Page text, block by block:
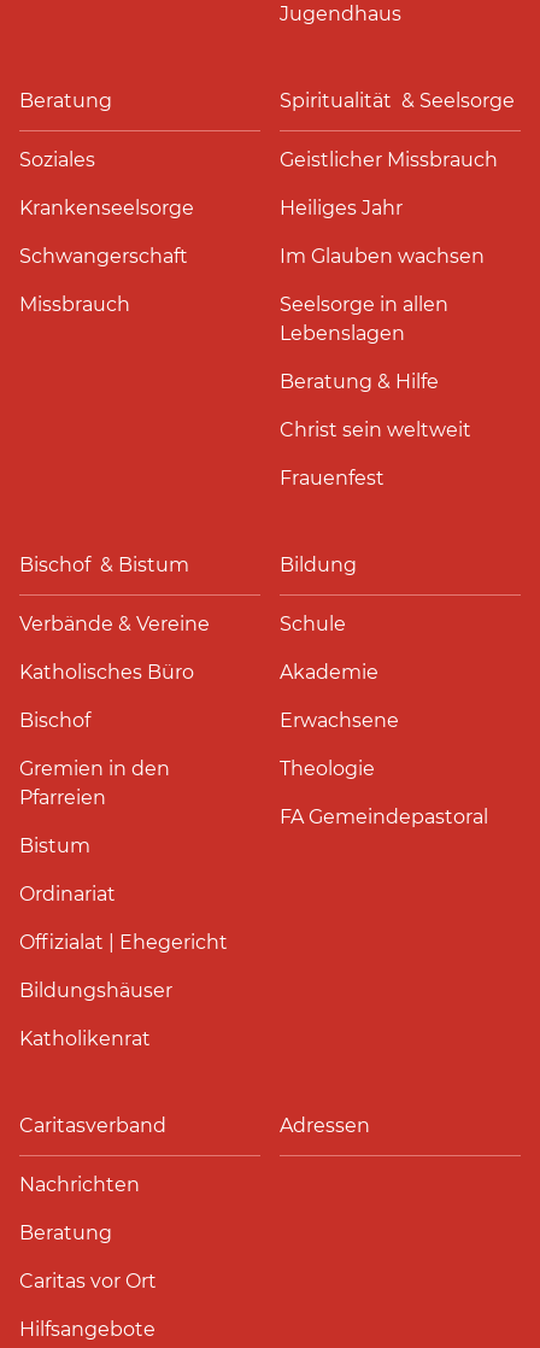
Jugendhaus
Beratung
Soziales
Krankenseelsorge
Schwangerschaft
Missbrauch
Spiritualität & Seelsorge
Geistlicher Missbrauch
Heiliges Jahr
Im Glauben wachsen
Seelsorge in allen
Lebenslagen
Beratung & Hilfe
Christ sein weltweit
Frauenfest
Bischof & Bistum
Verbände & Vereine
Katholisches Büro
Bischof
Gremien in den
Pfarreien
Bistum
Ordinariat
Offizialat | Ehegericht
Bildungshäuser
Katholikenrat
Bildung
Schule
Akademie
Erwachsene
Theologie
FA Gemeindepastoral
Caritasverband
Nachrichten
Beratung
Caritas vor Ort
Hilfsangebote
Adressen